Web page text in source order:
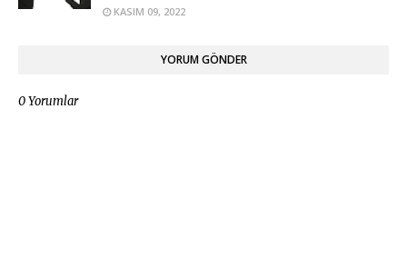
KASIM 09, 2022
YORUM GÖNDER
0 Yorumlar